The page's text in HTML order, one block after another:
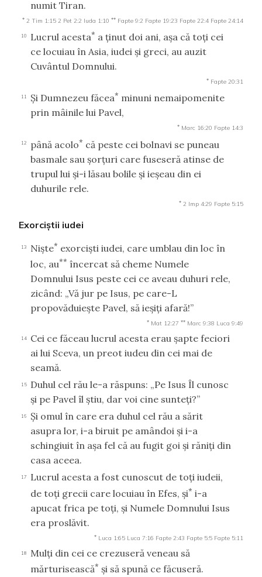
numit Tiran.
* 2 Tim 1:15 2 Pet 2:2 Iuda 1:10 ** Fapte 9:2 Fapte 19:23 Fapte 22:4 Fapte 24:14
10 Lucrul acesta* a ţinut doi ani, aşa că toţi cei
ce locuiau în Asia, iudei şi greci, au auzit
Cuvântul Domnului.
* Fapte 20:31
11 Şi Dumnezeu făcea* minuni nemaipomenite
prin mâinile lui Pavel,
* Marc 16:20 Fapte 14:3
12 până acolo* că peste cei bolnavi se puneau
basmale sau şorţuri care fuseseră atinse de
trupul lui şi-i lăsau bolile şi ieşeau din ei
duhurile rele.
* 2 Imp 4:29 Fapte 5:15
Exorciştii iudei
13 Nişte* exorcişti iudei, care umblau din loc în
loc, au** încercat să cheme Numele
Domnului Isus peste cei ce aveau duhuri rele,
zicând: „Vă jur pe Isus, pe care-L
propovăduieşte Pavel, să ieşiţi afară!”
* Mat 12:27 ** Marc 9:38 Luca 9:49
14
Cei ce făceau lucrul acesta erau şapte feciori
ai lui Sceva, un preot iudeu din cei mai de
seamă.
15
Duhul cel rău le-a răspuns: „Pe Isus Îl cunosc
şi pe Pavel îl ştiu, dar voi cine sunteţi?”
16
Şi omul în care era duhul cel rău a sărit
asupra lor, i-a biruit pe amândoi şi i-a
schingiuit în aşa fel că au fugit goi şi răniţi din
casa aceea.
17
Lucrul acesta a fost cunoscut de toţi iudeii,
de toţi grecii care locuiau în Efes, şi* i-a
apucat frica pe toţi, şi Numele Domnului Isus
era proslăvit.
* Luca 1:65 Luca 7:16 Fapte 2:43 Fapte 5:5 Fapte 5:11
18
Mulţi din cei ce crezuseră veneau să
mărturisească* şi să spună ce făcuseră.